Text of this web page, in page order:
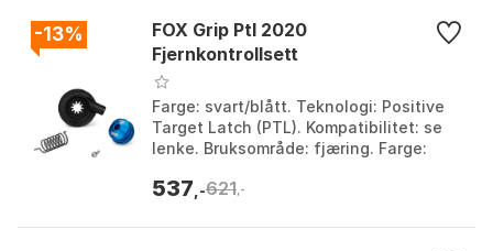
-13%
FOX Grip Ptl 2020
Fjernkontrollsett
Farge: svart/blått. Teknologi: Positive
Target Latch (PTL). Kompatibilitet: se
lenke. Bruksområde: fjæring. Farge:
537 ,-621 ,-